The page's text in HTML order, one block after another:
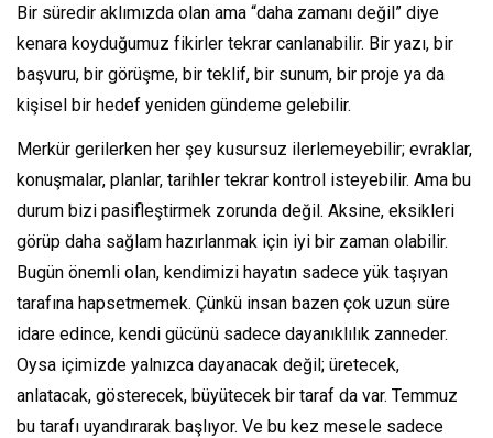
Bir süredir aklımızda olan ama “daha zamanı değil” diye
kenara koyduğumuz fikirler tekrar canlanabilir. Bir yazı, bir
başvuru, bir görüşme, bir teklif, bir sunum, bir proje ya da
kişisel bir hedef yeniden gündeme gelebilir.
Merkür gerilerken her şey kusursuz ilerlemeyebilir; evraklar,
konuşmalar, planlar, tarihler tekrar kontrol isteyebilir. Ama bu
durum bizi pasifleştirmek zorunda değil. Aksine, eksikleri
görüp daha sağlam hazırlanmak için iyi bir zaman olabilir.
Bugün önemli olan, kendimizi hayatın sadece yük taşıyan
tarafına hapsetmemek. Çünkü insan bazen çok uzun süre
idare edince, kendi gücünü sadece dayanıklılık zanneder.
Oysa içimizde yalnızca dayanacak değil; üretecek,
anlatacak, gösterecek, büyütecek bir taraf da var. Temmuz
bu tarafı uyandırarak başlıyor. Ve bu kez mesele sadece